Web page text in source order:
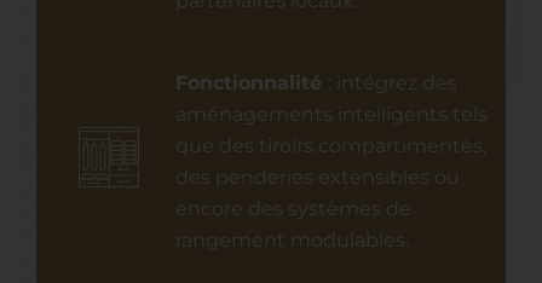
Fonctionnalité : intégrez des
aménagements intelligents tels
que des tiroirs compartimentés,
des penderies extensibles ou
encore des systèmes de
rangement modulables.